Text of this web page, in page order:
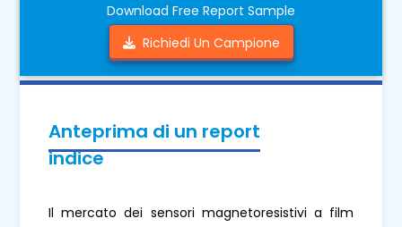
Download Free Report Sample
Richiedi Un Campione
Anteprima di un report
indice
Il mercato dei sensori magnetoresistivi a film